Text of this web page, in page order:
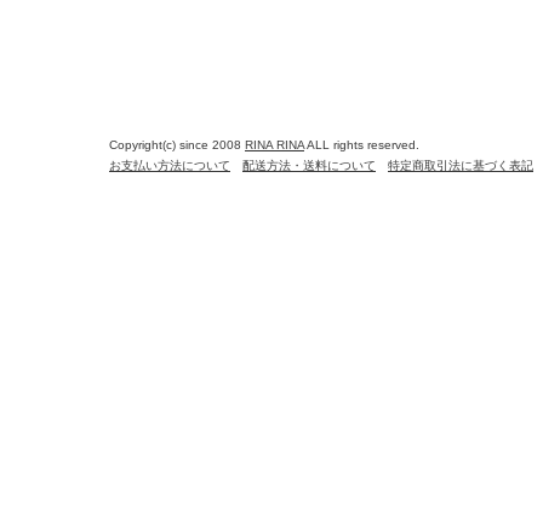
Copyright(c) since 2008 RINA RINAALL rights reserved.
お支払い方法について
配送方法・送料について 特定商取引法に基づく表記